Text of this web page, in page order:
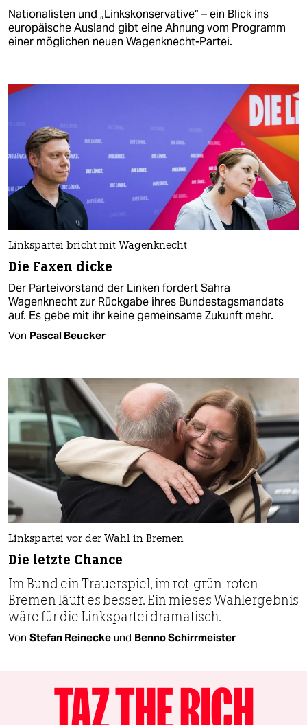
Nationalisten und „Linkskonservative“ – ein Blick ins
europäische Ausland gibt eine Ahnung vom Programm
einer möglichen neuen Wagenknecht-Partei.
Linkspartei bricht mit Wagenknecht
Die Faxen dicke
Der Parteivorstand der Linken fordert Sahra
Wagenknecht zur Rückgabe ihres Bundestagsmandats
auf. Es gebe mit ihr keine gemeinsame Zukunft mehr.
Von Pascal Beucker
Linkspartei vor der Wahl in Bremen
Die letzte Chance
Im Bund ein Trauerspiel, im rot-grün-roten
Bremen läuft es besser. Ein mieses Wahlergebnis
wäre für die Linkspartei dramatisch.
Von Stefan Reinecke und Benno Schirrmeister